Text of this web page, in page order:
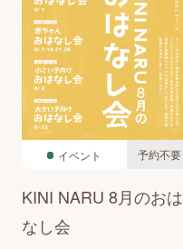
イベント 予約不要
KINI NARU 8月のおは
なし会